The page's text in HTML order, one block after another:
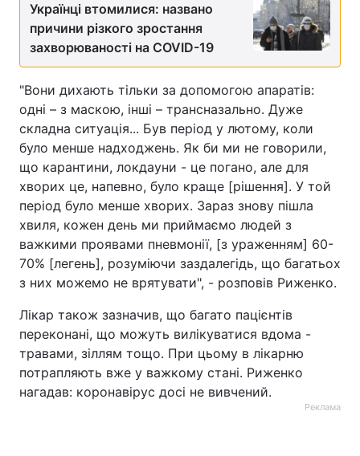
Українці втомилися: названо
причини різкого зростання
захворюваності на COVID-19
"Вони дихають тільки за допомогою апаратів:
одні – з маскою, інші – трансназально. Дуже
складна ситуація... Був період у лютому, коли
було менше надходжень. Як би ми не говорили,
що карантини, локдауни - це погано, але для
хворих це, напевно, було краще [рішення]. У той
період було менше хворих. Зараз знову пішла
хвиля, кожен день ми приймаємо людей з
важкими проявами пневмонії, [з ураженням] 60-
70% [легень], розуміючи заздалегідь, що багатьох
з них можемо не врятувати", - розповів Риженко.
Лікар також зазначив, що багато пацієнтів
переконані, що можуть вилікуватися вдома -
травами, зіллям тощо. При цьому в лікарню
потрапляють вже у важкому стані. Риженко
нагадав: коронавірус досі не вивчений.
Реклама